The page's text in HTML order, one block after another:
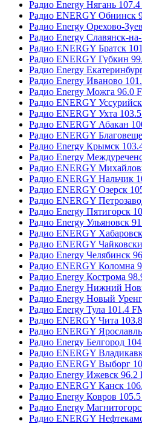
Радио Energy Нягань
Радио ENERGY Обнинск
Радио Energy Орехово-
Радио Energy Славянск-
Радио ENERGY Братск
Радио ENERGY Губкин
Радио Energy
Радио Energy Иваново
Радио Energy Можга 96.0
Радио ENERGY
Радио ENERGY Ухта
Радио ENERGY Абакан
Радио ENERGY
Радио Energy Крымск
Радио Energy
Радио ENERGY
Радио ENERGY Нальчик
Радио ENERGY Озерск
Радио ENERGY
Радио Energy Пятигорск
Радио Energy Ульяновск
Радио ENERGY
Радио ENERGY
Радио Energy Челябинск
Радио ENERGY Коломна
Радио Energy Кострома
Радио Energy Нижний
Радио Energy Новый
Радио Energy Тула 101.4
Радио ENERGY Чита
Радио ENERGY
Радио Energy Белгород
Радио ENERGY
Радио ENERGY Выборг
Радио Energy Ижевск 96.2
Радио ENERGY Канск
Радио Energy Ковров
Радио Energy
Радио ENERGY